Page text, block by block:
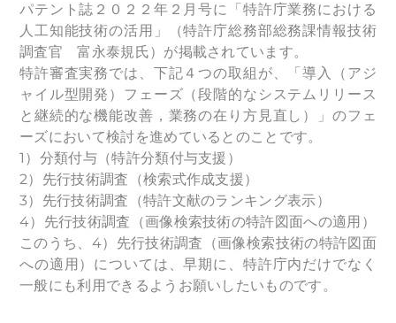
パテント誌２０２２年２月号に「特許庁業務における
人工知能技術の活用」（特許庁総務部総務課情報技術
調査官 富永泰規氏）が掲載されています。
特許審査実務では、下記４つの取組が、「導入（アジ
ャイル型開発）フェーズ（段階的なシステムリリース
と継続的な機能改善，業務の在り方見直し）」のフェ
ーズにおいて検討を進めているとのことです。
1）分類付与（特許分類付与支援）
2）先行技術調査（検索式作成支援）
3）先行技術調査（特許文献のランキング表示）
4）先行技術調査（画像検索技術の特許図面への適用）
このうち、4）先行技術調査（画像検索技術の特許図面
への適用）については、早期に、特許庁内だけでなく
一般にも利用できるようお願いしたいものです。